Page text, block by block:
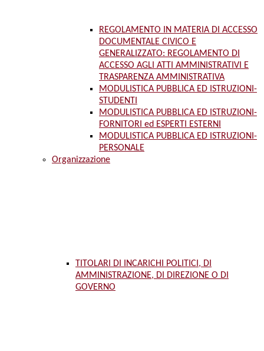
REGOLAMENTO IN MATERIA DI ACCESSO
DOCUMENTALE CIVICO E
GENERALIZZATO: REGOLAMENTO DI
ACCESSO AGLI ATTI AMMINISTRATIVI E
TRASPARENZA AMMINISTRATIVA
MODULISTICA PUBBLICA ED ISTRUZIONI-
STUDENTI
MODULISTICA PUBBLICA ED ISTRUZIONI-
FORNITORI ed ESPERTI ESTERNI
MODULISTICA PUBBLICA ED ISTRUZIONI-
PERSONALE
Organizzazione
TITOLARI DI INCARICHI POLITICI, DI
AMMINISTRAZIONE, DI DIREZIONE O DI
GOVERNO